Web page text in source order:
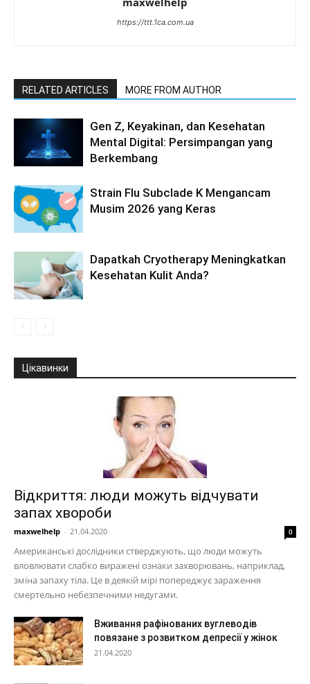
https://ttt.1ca.com.ua
RELATED ARTICLES MORE FROM AUTHOR
Gen Z, Keyakinan, dan Kesehatan
Mental Digital: Persimpangan yang
Berkembang
Strain Flu Subclade K Mengancam
Musim 2026 yang Keras
Dapatkah Cryotherapy Meningkatkan
Kesehatan Kulit Anda?
Цікавинки
Відкриття: люди можуть відчувати
запах хвороби
maxwelhelp - 21.04.2020 0
Американські дослідники стверджують, що люди можуть
вловлювати слабко виражені ознаки захворювань, наприклад,
зміна запаху тіла. Це в деякій мірі попереджує зараження
смертельно небезпечними недугами.
Вживання рафінованих вуглеводів
повязане з розвитком депресії у жінок
21.04.2020